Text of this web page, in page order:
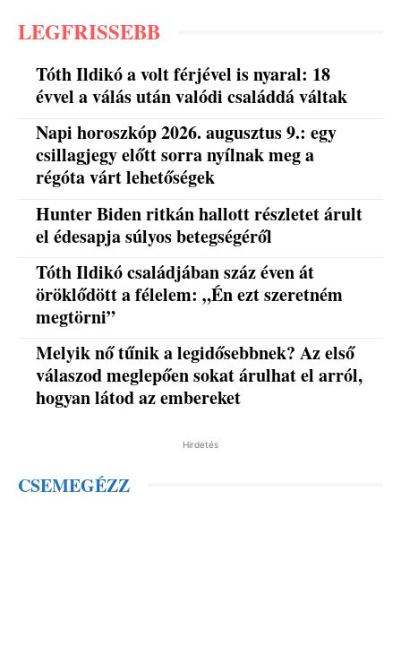
LEGFRISSEBB
Tóth Ildikó a volt férjével is nyaral: 18
évvel a válás után valódi családdá váltak
Napi horoszkóp 2026. augusztus 9.: egy
csillagjegy előtt sorra nyílnak meg a
régóta várt lehetőségek
Hunter Biden ritkán hallott részletet árult
el édesapja súlyos betegségéről
Tóth Ildikó családjában száz éven át
öröklődött a félelem: „Én ezt szeretném
megtörni”
Melyik nő tűnik a legidősebbnek? Az első
válaszod meglepően sokat árulhat el arról,
hogyan látod az embereket
Hirdetés
CSEMEGÉZZ